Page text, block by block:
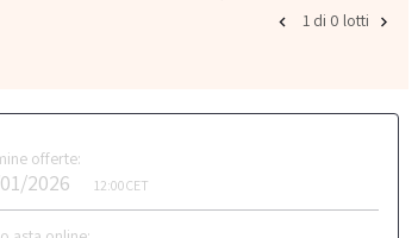
1 di 0 lotti
offerte:
2026 12:00CET